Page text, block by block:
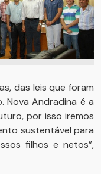
das leis que foram
Nova Andradina é a
por isso iremos
sustentável para
filhos e netos”,